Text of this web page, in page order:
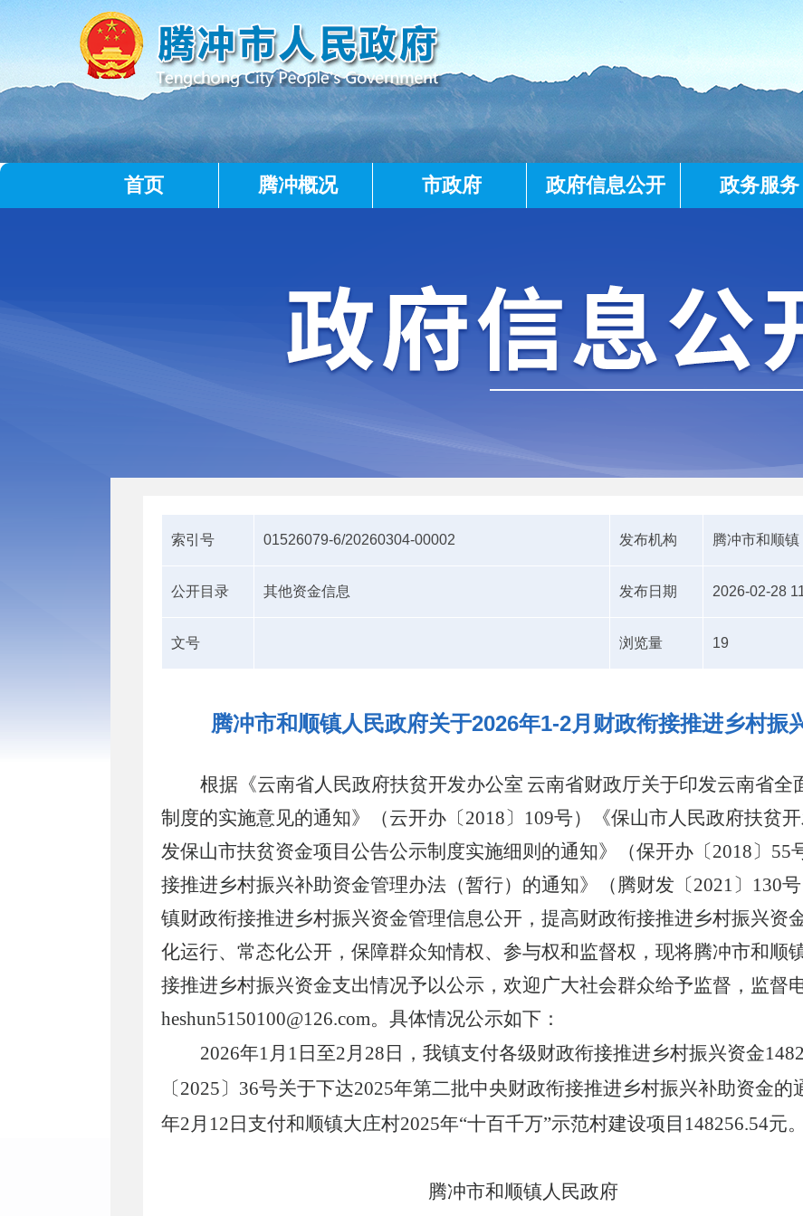
首页 腾冲概况 市政府 政府信息公开 政务服务
索引号 01526079-6/20260304-00002 发布机构 腾冲市和顺镇
公开目录 其他资金信息 发布日期 2026-02-28
文号 浏览量 19
腾冲市和顺镇人民政府关于2026年1-2月财政衔接推进乡村振
根据 《云南省人民政府扶贫开发办公室 云南省财政厅关于印发云南省全
制度的实施意见的通知》（云开办〔2018〕 109号）《保山市人民政府扶贫
发保山市扶贫资金项目公告公示制度实施细则的通知》（保开办〔2018〕 55
接推进乡村振兴补助资金管理办法（暂行）的通知》（腾财发〔2021〕 130
镇财政衔接推进乡村振兴资金管理信息公开，提高财政衔接推进乡村振兴资
化运行、常态化公开，保障群众知情权、参与权和监督权，现将腾冲市和顺
接推进乡村振兴资金支出情况予以公示，欢迎广大社会群众给予监督，监督
heshun5150100@126.com。具体情况公示如下：
2026年1月1日至2月28日，我镇支付各级财政衔接推进乡村振兴资金
〔2025〕36号关于下达2025年第二批中央财政衔接推进乡村振兴补助资金的
年2月12日 支付和顺镇大庄村2025年“十百千万”示范村建设项目148256.54元。
腾冲市和顺镇人民政府